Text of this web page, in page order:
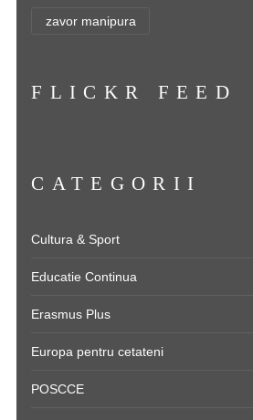
zavor manipura
FLICKR FEED
CATEGORII
Cultura & Sport
Educatie Continua
Erasmus Plus
Europa pentru cetateni
POSCCE